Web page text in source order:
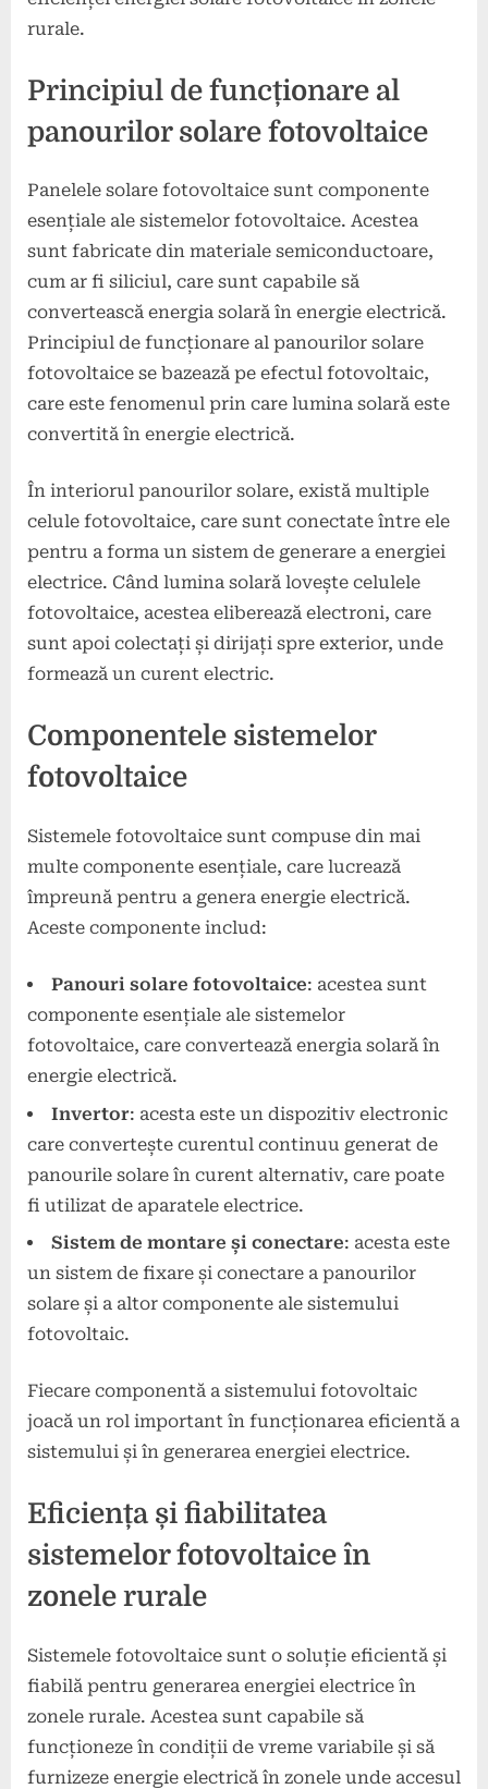
rurale.
Principiul de funcționare al
panourilor solare fotovoltaice
Panelele solare fotovoltaice sunt componente
esențiale ale sistemelor fotovoltaice. Acestea
sunt fabricate din materiale semiconductoare,
cum ar fi siliciul, care sunt capabile să
convertească energia solară în energie electrică.
Principiul de funcționare al panourilor solare
fotovoltaice se bazează pe efectul fotovoltaic,
care este fenomenul prin care lumina solară este
convertită în energie electrică.
În interiorul panourilor solare, există multiple
celule fotovoltaice, care sunt conectate între ele
pentru a forma un sistem de generare a energiei
electrice. Când lumina solară lovește celulele
fotovoltaice, acestea eliberează electroni, care
sunt apoi colectați și dirijați spre exterior, unde
formează un curent electric.
Componentele sistemelor
fotovoltaice
Sistemele fotovoltaice sunt compuse din mai
multe componente esențiale, care lucrează
împreună pentru a genera energie electrică.
Aceste componente includ:
Panouri solare fotovoltaice: acestea sunt
componente esențiale ale sistemelor
fotovoltaice, care convertează energia solară în
energie electrică.
Invertor: acesta este un dispozitiv electronic
care convertește curentul continuu generat de
panourile solare în curent alternativ, care poate
fi utilizat de aparatele electrice.
Sistem de montare și conectare: acesta este
un sistem de fixare și conectare a panourilor
solare și a altor componente ale sistemului
fotovoltaic.
Fiecare componentă a sistemului fotovoltaic
joacă un rol important în funcționarea eficientă a
sistemului și în generarea energiei electrice.
Eficiența și fiabilitatea
sistemelor fotovoltaice în
zonele rurale
Sistemele fotovoltaice sunt o soluție eficientă și
fiabilă pentru generarea energiei electrice în
zonele rurale. Acestea sunt capabile să
funcționeze în condiții de vreme variabile și să
furnizeze energie electrică în zonele unde accesul